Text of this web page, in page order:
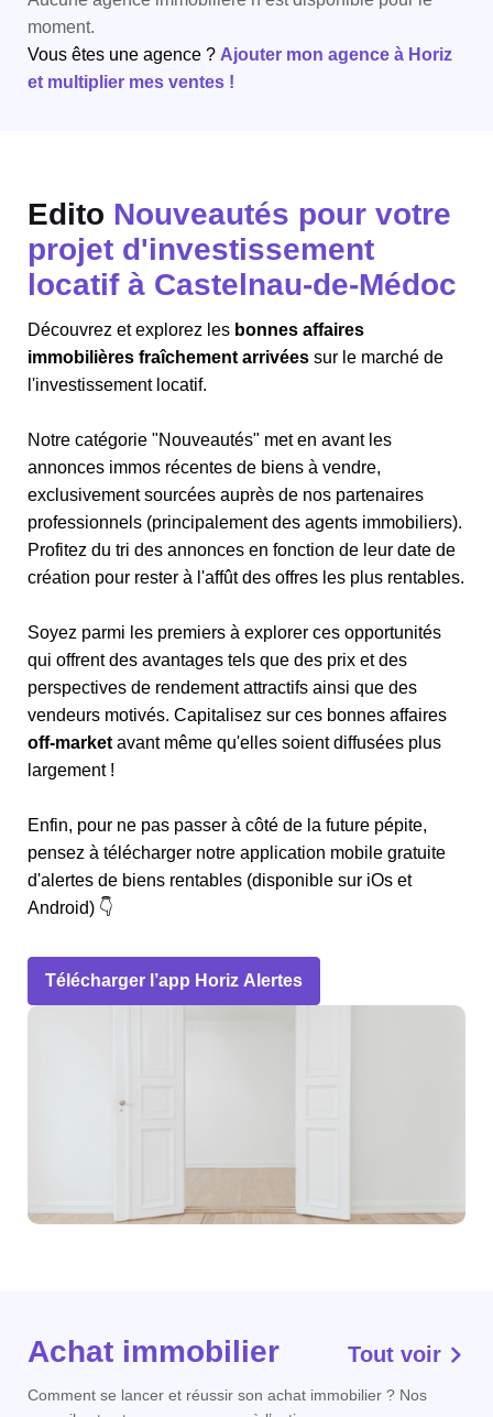
moment.
Vous êtes une agence ? Ajouter mon agence à Horiz
et multiplier mes ventes !
Edito Nouveautés pour votre
projet d'investissement
locatif à Castelnau-de-Médoc
Découvrez et explorez les bonnes affaires
immobilières fraîchement arrivées sur le marché de
l'investissement locatif.
Notre catégorie "Nouveautés" met en avant les
annonces immos récentes de biens à vendre,
exclusivement sourcées auprès de nos partenaires
professionnels (principalement des agents immobiliers).
Profitez du tri des annonces en fonction de leur date de
création pour rester à l'affût des offres les plus rentables.
Soyez parmi les premiers à explorer ces opportunités
qui offrent des avantages tels que des prix et des
perspectives de rendement attractifs ainsi que des
vendeurs motivés. Capitalisez sur ces bonnes affaires
off-market avant même qu'elles soient diffusées plus
largement !
Enfin, pour ne pas passer à côté de la future pépite,
pensez à télécharger notre application mobile gratuite
d'alertes de biens rentables (disponible sur iOs et
Android) 👇
Télécharger l’app Horiz Alertes
Achat immobilier Tout voir
Comment se lancer et réussir son achat immobilier ? Nos